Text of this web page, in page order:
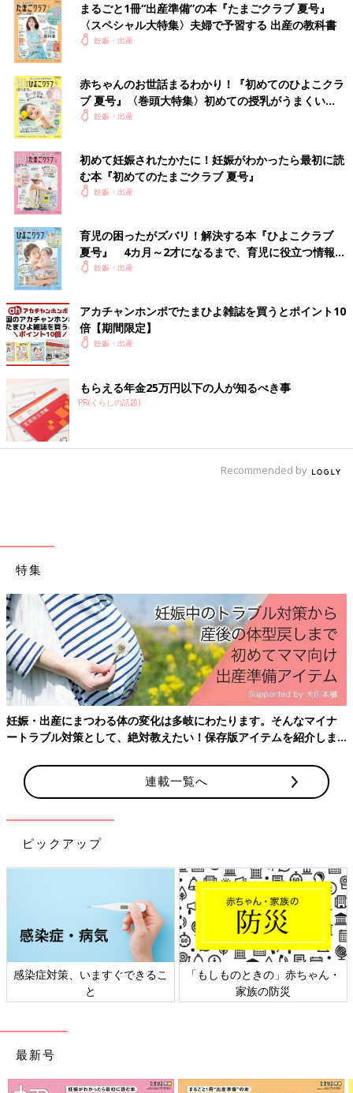
名前の鑑定も可能です。
※web鑑定サービスは、パソコン・スマートフォン・タブレット
からご利用いただけます。
Amazonで購入する（送料無料）
楽天市場で購入する（送料無料）
関連：赤ちゃんの名前ランキング
関連：男の子の赤ちゃんの名前ランキング100 [赤ちゃんの名づ
け・命名]
関連：女の子の赤ちゃんの名前ランキング100 [赤ちゃんの名づ
け・命名]
まるごと1冊“出産準備”の本『たまごクラブ 夏号』
〈スペシャル大特集〉夫婦で予習する 出産の教科書
妊娠・出産
赤ちゃんのお世話まるわかり！『初めてのひよこクラ
ブ 夏号』〈巻頭大特集〉初めての授乳がうまくい
く！ おっぱい・ミルクの基本と夏のトラブル 解決テ
妊娠・出産
初めて妊娠されたかたに！妊娠がわかったら最初に読
む本『初めてのたまごクラブ 夏号』
妊娠・出産
育児の困ったがズバリ！解決する本『ひよこクラブ
夏号』 4カ月～2才になるまで、育児に役立つ情報が
いっぱい！
妊娠・出産
アカチャンホンポでたまひよ雑誌を買うとポイント10
倍【期間限定】
妊娠・出産
もらえる年金25万円以下の人が知るべき事
PR(くらしの話題)
Recommended by
特集
つわる体の変化は多岐にわたります。そんなマイナ
として、絶対教えたい！保存版アイテムを紹介しま
産後はお世話
ておきたいこ
連載一覧へ
ピックアップ
策、いますぐできるこ
「もしものときの」赤ちゃん・
家族の防災
日本外
最新号